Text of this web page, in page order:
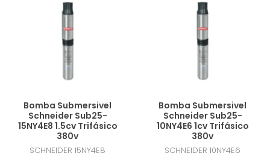
Bomba Submersivel
Schneider Sub25-
15NY4E8 1.5cv Trifásico
380v
SCHNEIDER 15NY4E8
Bomba Submersivel
Schneider Sub25-
10NY4E6 1cv Trifásico
380v
SCHNEIDER 10NY4E6